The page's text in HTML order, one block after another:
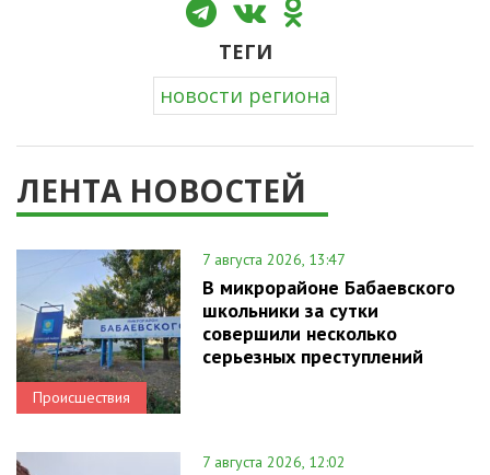
ТЕГИ
новости региона
ЛЕНТА НОВОСТЕЙ
Происшествия
7 августа 2026, 13:47
В микрорайоне Бабаевского
школьники за сутки
совершили несколько
серьезных преступлений
7 августа 2026, 12:02